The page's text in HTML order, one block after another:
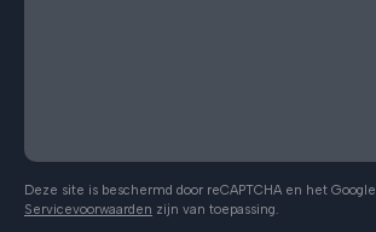
Deze site is beschermd door reCAPTCHA en het Google
Servicevoorwaarden zijn van toepassing.